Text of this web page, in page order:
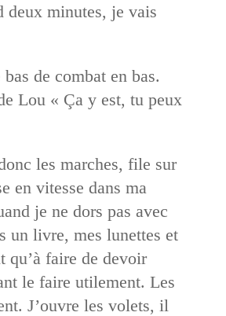
deux minutes, je vais
de combat en bas.
Lou « Ça y est, tu peux
les marches, file sur
en vitesse dans ma
je ne dors pas avec
un livre, mes lunettes et
qu’à faire de devoir
le faire utilement. Les
J’ouvre les volets, il